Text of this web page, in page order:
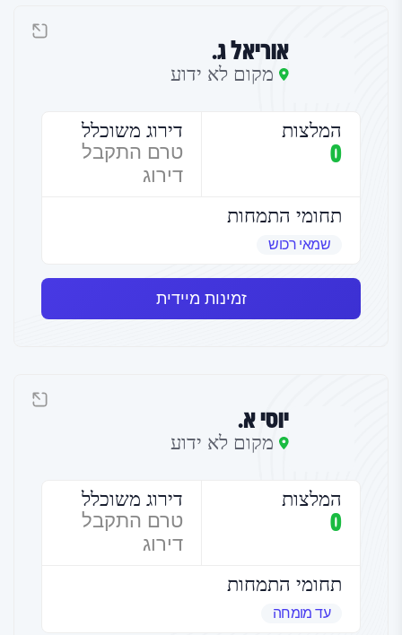
אוריאל ג.
מקום לא ידוע
המלצות
0
דירוג משוכלל
טרם התקבל
דירוג
תחומי התמחות
שמאי רכוש
זמינות מיידית
יוסי א.
מקום לא ידוע
המלצות
0
דירוג משוכלל
טרם התקבל
דירוג
תחומי התמחות
עד מומחה